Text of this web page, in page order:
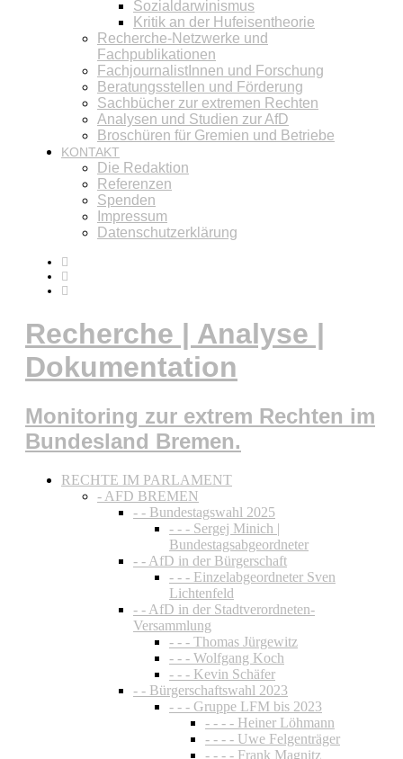
Sozialdarwinismus
Kritik an der Hufeisentheorie
Recherche-Netzwerke und
Fachpublikationen
FachjournalistInnen und Forschung
Beratungsstellen und Förderung
Sachbücher zur extremen Rechten
Analysen und Studien zur AfD
Broschüren für Gremien und Betriebe
KONTAKT
Die Redaktion
Referenzen
Spenden
Impressum
Datenschutzerklärung
Recherche | Analyse |
Dokumentation
Monitoring zur extrem Rechten im
Bundesland Bremen.
RECHTE IM PARLAMENT
- AFD BREMEN
- - Bundestagswahl 2025
- - - Sergej Minich |
Bundestagsabgeordneter
- - AfD in der Bürgerschaft
- - - Einzelabgeordneter Sven
Lichtenfeld
- - AfD in der Stadtverordneten-
Versammlung
- - - Thomas Jürgewitz
- - - Wolfgang Koch
- - - Kevin Schäfer
- - Bürgerschaftswahl 2023
- - - Gruppe LFM bis 2023
- - - - Heiner Löhmann
- - - - Uwe Felgenträger
- - - - Frank Magnitz